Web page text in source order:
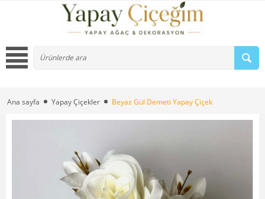
Ana sayfa Yapay Çiçekler Beyaz Gül Demeti Yapay Çiçek